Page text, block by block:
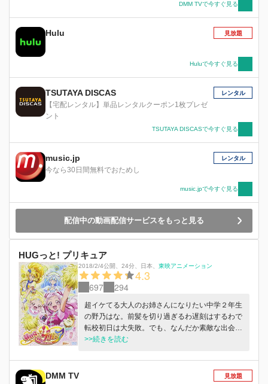
DMM TVで今すぐ見る
Hulu 見放題
Huluで今すぐ見る
TSUTAYA DISCAS
【宅配レンタル】単品レンタルクーポン1枚プレゼ
ント
レンタル
TSUTAYA DISCASで今すぐ見る
music.jp
今なら30日間無料でおためし
レンタル
music.jpで今すぐ見る
配信中の動画配信サービスをもっと見る
HUGっと! プリキュア
2018/2/4公開 24分 日本 東映アニメーション
4.3
697 294
超イケてる大人のお姉さんになりたい中学２年生
の野乃はな。前髪を切り過ぎるわ遅刻はするわで
転校初日は大失敗。でも、なんだか素敵な出会い
もあったりまた明日からの日々に胸躍らせていた
ぐたん」と、そのお世話係（？）のハムスター
「ハリー」と出会います。そこへ「クライアス
>>続きを読む
DMM TV 見放題